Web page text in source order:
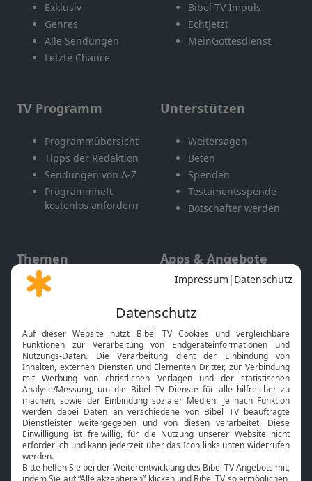
Exklusiv
Genres
Alle Sendungen
Letzte Chance
Bibel TV Impuls
EchtJetzt
MeinGottesdienst
TV Programm
Programmübersicht
Tipps der Redaktion
Sendungen von A-Z
Programmheft
kostenlos anfordern
Unterstützen
Weitersagen
Beten
Spenden
Testamentsspende
Botschafter werden
Themen
Gott und Bibel erklärt
Neuigkeiten
Apps & Angebote
Mobile App
Smart TV
HbbTV
Bibelthek Online-Bibel
Nächster Gottesdienst
Bibel TV
Über uns
Service
Kontakt